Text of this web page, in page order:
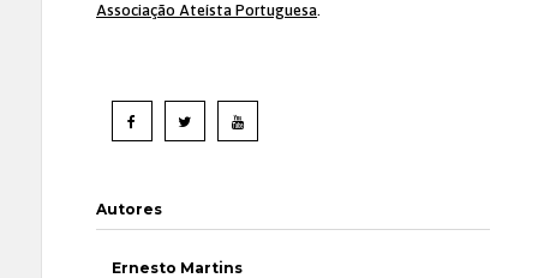
Associação Ateísta Portuguesa.
Autores
Ernesto Martins